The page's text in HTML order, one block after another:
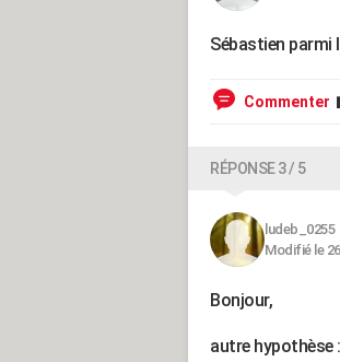
Sébastien parmi
Commenter
RÉPONSE 3 / 5
ludeb_0255
Modifié le
Bonjour,
autre hypothèse :